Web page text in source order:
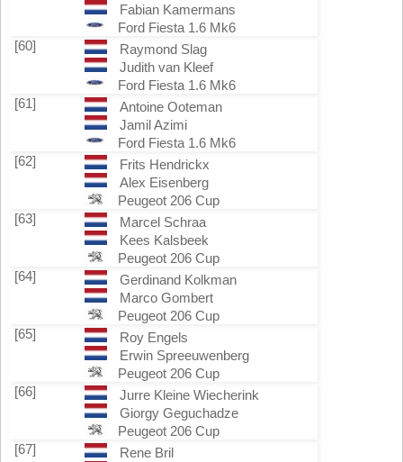
Fabian Kamermans
Ford Fiesta 1.6 Mk6
[60]
Raymond Slag
Judith van Kleef
Ford Fiesta 1.6 Mk6
[61]
Antoine Ooteman
Jamil Azimi
Ford Fiesta 1.6 Mk6
[62]
Frits Hendrickx
Alex Eisenberg
Peugeot 206 Cup
[63]
Marcel Schraa
Kees Kalsbeek
Peugeot 206 Cup
[64]
Gerdinand Kolkman
Marco Gombert
Peugeot 206 Cup
[65]
Roy Engels
Erwin Spreeuwenberg
Peugeot 206 Cup
[66]
Jurre Kleine Wiecherink
Giorgy Geguchadze
Peugeot 206 Cup
[67]
Rene Bril